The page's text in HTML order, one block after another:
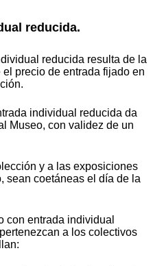
reducida.
reducida resulta de la
precio de entrada fijado en
individual reducida da
Museo, con validez de un
y a las exposiciones
sean coetáneas el día de la
con entrada individual
a los colectivos